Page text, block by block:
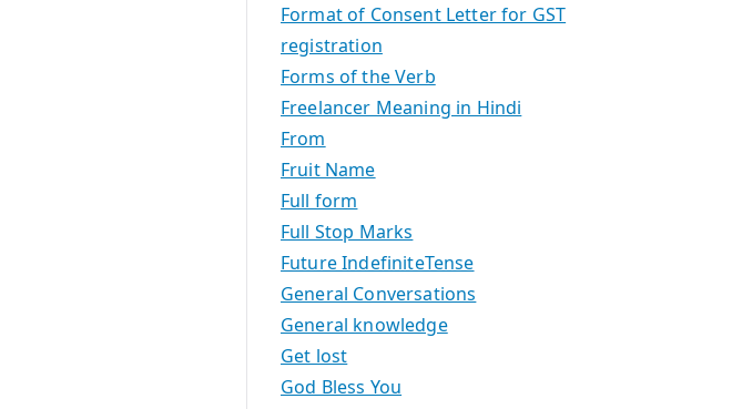
Format of Consent Letter for GST
registration
Forms of the Verb
Freelancer Meaning in Hindi
From
Fruit Name
Full form
Full Stop Marks
Future IndefiniteTense
General Conversations
General knowledge
Get lost
God Bless You